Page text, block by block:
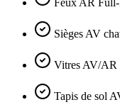
Sièges AV
Vitres AV/AR
Tapis de sol